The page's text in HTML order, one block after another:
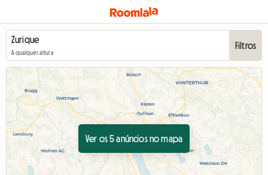
A qualquer altura
Filtros
Ver os 5 anúncios no mapa